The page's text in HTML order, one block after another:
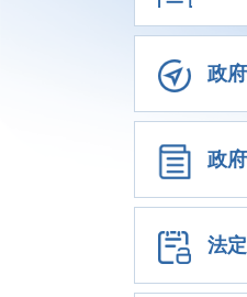
政
政
法